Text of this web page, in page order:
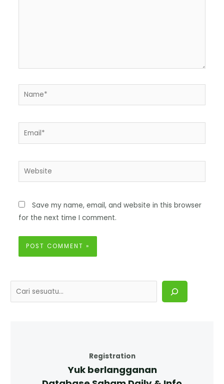
Save my name, email, and website in this browser
for the next time I comment.
Registration
Yuk berlangganan